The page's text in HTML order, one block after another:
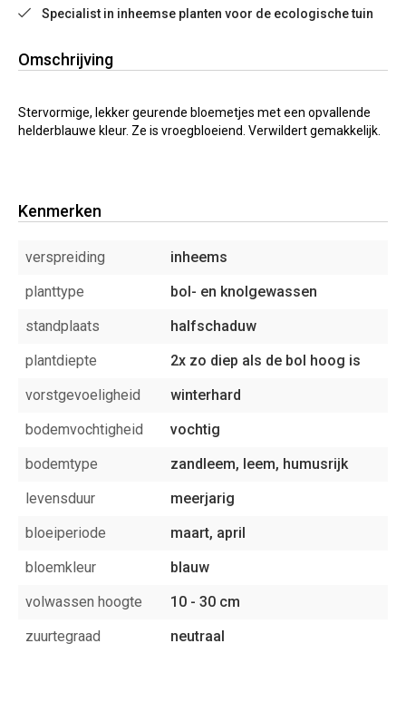
Specialist in inheemse planten voor de ecologische tuin
Omschrijving
Stervormige, lekker geurende bloemetjes met een opvallende
helderblauwe kleur. Ze is vroegbloeiend. Verwildert gemakkelijk.
Kenmerken
verspreiding
inheems
planttype
bol- en knolgewassen
standplaats
halfschaduw
plantdiepte
2x zo diep als de bol hoog is
vorstgevoeligheid
winterhard
bodemvochtigheid
vochtig
bodemtype
zandleem, leem, humusrijk
levensduur
meerjarig
bloeiperiode
maart, april
bloemkleur
blauw
volwassen hoogte
10 - 30 cm
zuurtegraad
neutraal